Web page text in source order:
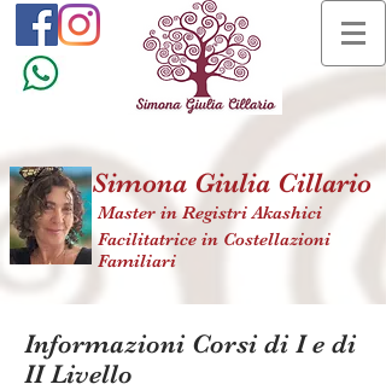
Simona Giulia Cillario
Master in Registri Akashici
Facilitatrice in Costellazioni
Familiari
Informazioni Corsi di I e di
II Livello